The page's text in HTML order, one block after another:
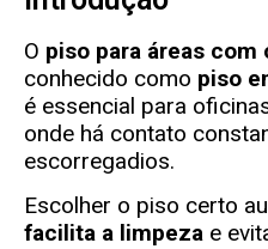
O piso para áreas com
conhecido como piso
é essencial para
onde há contato
escorregadios.
Escolher o piso certo
facilita a limpeza e